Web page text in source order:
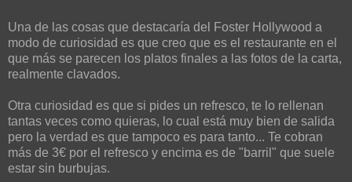
Una de las cosas que destacaría del Foster Hollywood a
modo de curiosidad es que creo que es el restaurante en el
que más se parecen los platos finales a las fotos de la carta,
realmente clavados.
Otra curiosidad es que si pides un refresco, te lo rellenan
tantas veces como quieras, lo cual está muy bien de salida
pero la verdad es que tampoco es para tanto... Te cobran
más de 3€ por el refresco y encima es de "barril" que suele
estar sin burbujas.